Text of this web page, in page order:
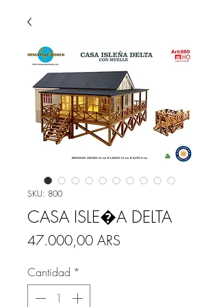
SKU: 800
CASA ISLE�A DELTA
47.000,00 ARS
Cantidad *